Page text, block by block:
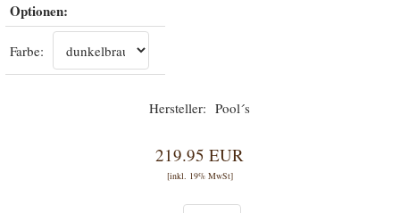
Optionen:
Farbe:
Pool´s
219.95 EUR
[inkl. 19% MwSt]